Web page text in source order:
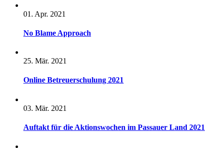
01. Apr. 2021
No Blame Approach
25. Mär. 2021
Online Betreuerschulung 2021
03. Mär. 2021
Auftakt für die Aktionswochen im Passauer Land 2021